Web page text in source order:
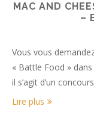
MAC AND
–
Vous vous
« Battle Food »
il s’agit d’un
Lire plus